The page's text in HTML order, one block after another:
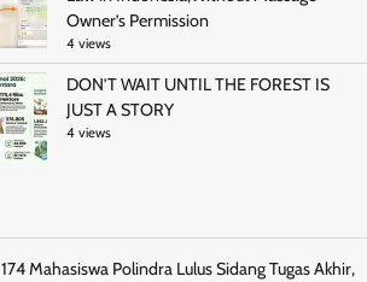
Owner’s Permission
4 views
DON’T WAIT UNTIL THE FOREST IS
JUST A STORY
4 views
174 Mahasiswa Polindra Lulus Sidang Tugas Akhir,